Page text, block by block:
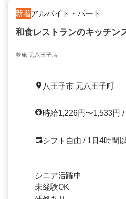
新着アルバイト・パート
和食レストランのキッチン
夢庵 元八王子店
八王子市 元八王子町
時給1,226円〜1,533円
シフト自由 / 1日4時間
シニア活躍中
未経験OK